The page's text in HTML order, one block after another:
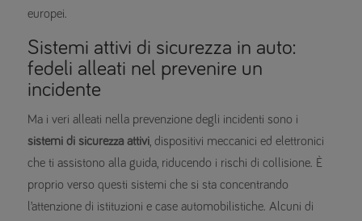
europei.
Sistemi attivi di sicurezza in auto:
fedeli alleati nel prevenire un
incidente
Ma i veri alleati nella prevenzione degli incidenti sono i
sistemi di sicurezza attivi, dispositivi meccanici ed elettronici
che ti assistono alla guida, riducendo i rischi di collisione. È
proprio verso questi sistemi che si sta concentrando
l’attenzione di istituzioni e case automobilistiche. Alcuni di